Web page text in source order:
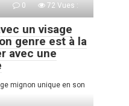
0 72 Vues :
un visage
genre est à la
avec une
mignon unique en son